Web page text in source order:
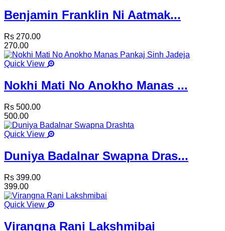
Benjamin Franklin Ni Aatmak...
Rs 270.00
270.00
Quick View
Nokhi Mati No Anokho Manas ...
Rs 500.00
500.00
Quick View
Duniya Badalnar Swapna Dras...
Rs 399.00
399.00
Quick View
Virangna Rani Lakshmibai